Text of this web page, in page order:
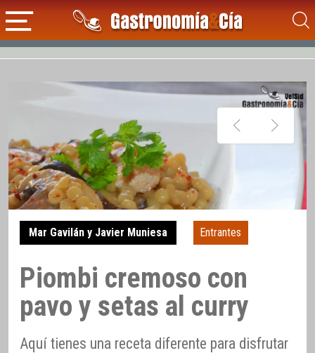
Mar Gavilán y Javier Muniesa Entrantes
Piombi cremoso con
pavo y setas al curry
Aquí tienes una receta diferente para disfrutar